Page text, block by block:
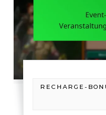
RECHARGE-